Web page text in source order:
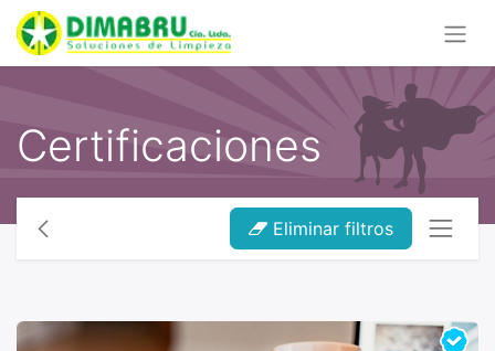
Certificaciones
Eliminar filtros